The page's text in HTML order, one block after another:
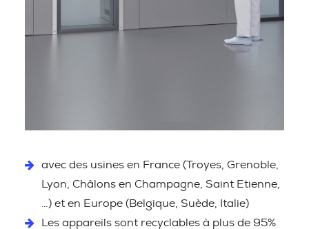
avec des usines en France (Troyes, Grenoble,
Lyon, Châlons en Champagne, Saint Etienne,
…) et en Europe (Belgique, Suède, Italie)
Les appareils sont recyclables à plus de 95%